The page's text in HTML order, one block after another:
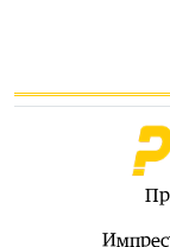
06.08.2026
Демографската
Први